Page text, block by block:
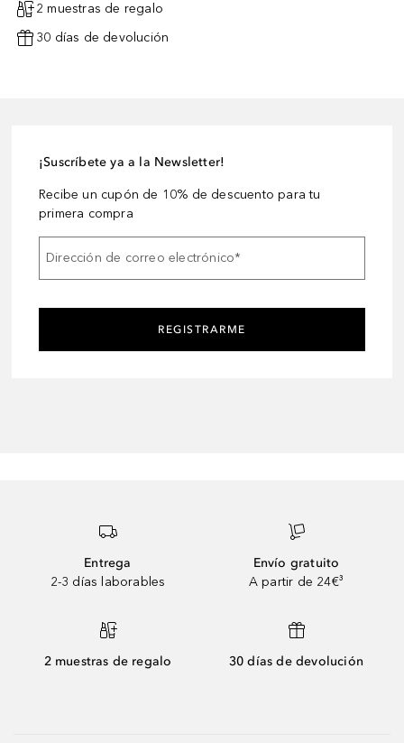
2 muestras de regalo
30 días de devolución
¡Suscríbete ya a la Newsletter!
Recibe un cupón de 10% de descuento para tu
primera compra
Dirección de correo electrónico*
REGISTRARME
Entrega
2-3 días laborables
Envío gratuito
A partir de 24€³
2 muestras de regalo 30 días de devolución